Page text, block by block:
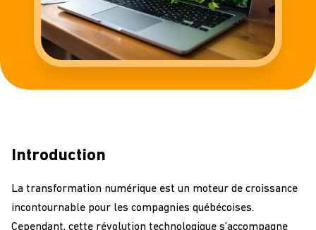
Introduction
La transformation numérique est un moteur de croissance
incontournable pour les compagnies québécoises.
Cependant, cette révolution technologique s’accompagne